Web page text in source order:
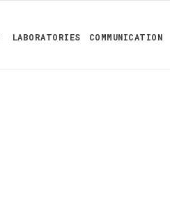
LABORATORIES COMMUNICATION